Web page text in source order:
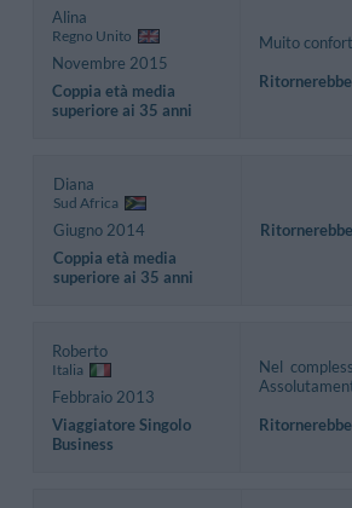
Alina
Regno Unito
Novembre 2015
Coppia età media
superiore ai 35 anni
Muito
Diana
Sud Africa
Giugno 2014
Coppia età media
superiore ai 35 anni
Roberto
Italia
Febbraio 2013
Viaggiatore Singolo
Business
Nel